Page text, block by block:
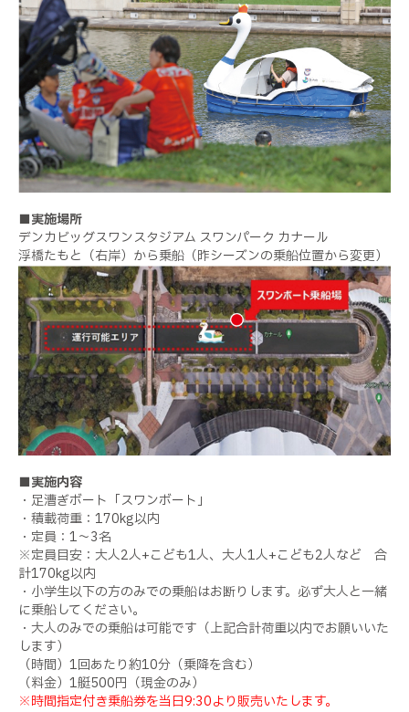
■実施場所
デンカビッグスワンスタジアム スワンパーク カナール
浮橋たもと（右岸）から乗船（昨シーズンの乗船位置から変更）
■実施内容
・足漕ぎボート「スワンボート」
・積載荷重：170kg以内
・定員：1～3名
※定員目安：大人2人+こども1人、大人1人+こども2人など 合
計170kg以内
・小学生以下の方のみでの乗船はお断りします。必ず大人と一緒
に乗船してください。
・大人のみでの乗船は可能です（上記合計荷重以内でお願いいた
します）
（時間）1回あたり約10分（乗降を含む）
（料金）1艇500円（現金のみ）
※時間指定付き乗船券を当日9:30より販売いたします。